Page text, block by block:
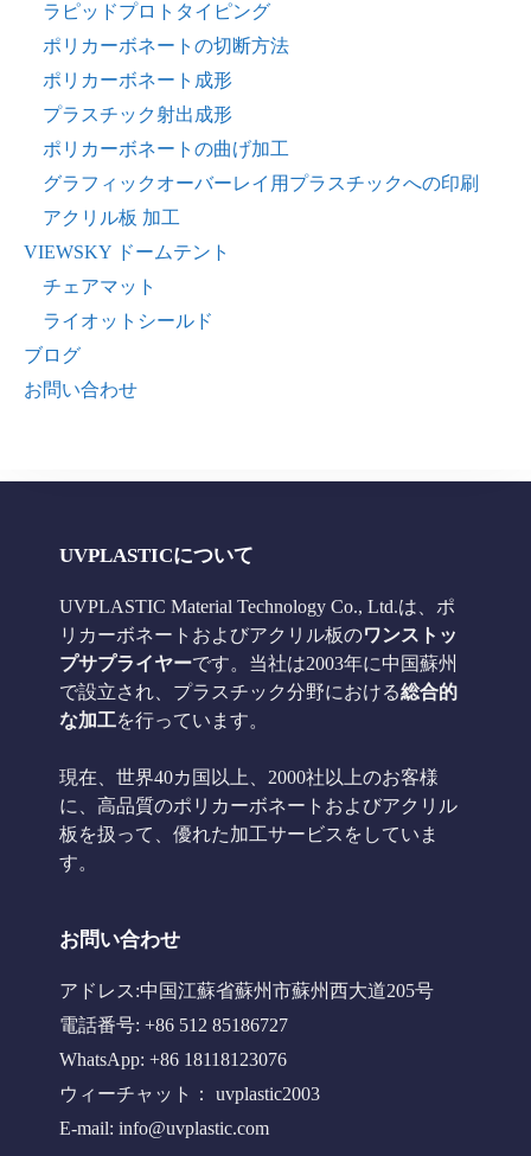
ラピッドプロトタイピング
ポリカーボネートの切断方法
ポリカーボネート成形
プラスチック射出成形
ポリカーボネートの曲げ加工
グラフィックオーバーレイ用プラスチックへの印刷
アクリル板 加工
VIEWSKY ドームテント
チェアマット
ライオットシールド
ブログ
お問い合わせ
UVPLASTICについて
UVPLASTIC Material Technology Co., Ltd.は、ポ
リカーボネートおよびアクリル板のワンストッ
プサプライヤーです。当社は2003年に中国蘇州
で設立され、プラスチック分野における総合的
な加工を行っています。
現在、世界40カ国以上、2000社以上のお客様
に、高品質のポリカーボネートおよびアクリル
板を扱って、優れた加工サービスをしていま
す。
お問い合わせ
アドレス:中国江蘇省蘇州市蘇州西大道205号
電話番号: +86 512 85186727
WhatsApp: +86 18118123076
ウィーチャット： uvplastic2003
E-mail: info@uvplastic.com